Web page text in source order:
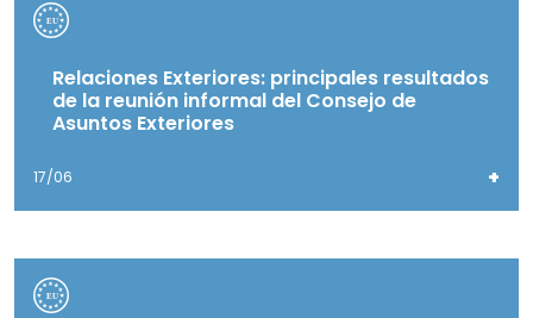
Relaciones Exteriores: principales resultados
de la reunión informal del Consejo de
Asuntos Exteriores
17/06 +